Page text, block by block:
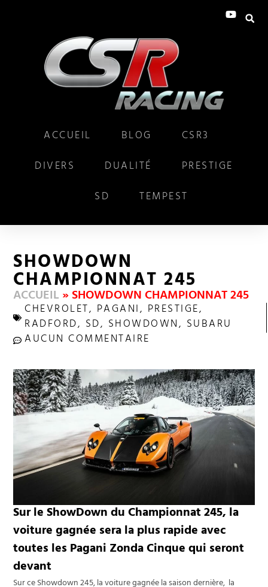
ACCUEIL BLOG
CSR3
DIVERS
DUALITÉ
PRESTIGE
SD
TEMPEST
SHOWDOWN
CHAMPIONNAT 245
ACCUEIL»SHOWDOWN CHAMPIONNAT 245
CHEVROLET, PAGANI, PRESTIGE,
RADFORD, SD, SHOWDOWN, SUBARU
AUCUN COMMENTAIRE
Sur le ShowDown du Championnat 245, la
voiture gagnée sera la plus rapide avec
toutes les Pagani Zonda Cinque qui seront
devant
Sur ce Showdown 245, la voiture gagnée la saison dernière, la